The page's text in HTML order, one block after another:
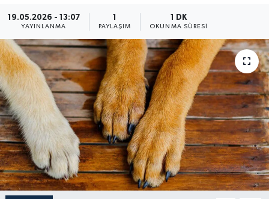
19.05.2026 - 13:07
YAYINLANMA
1
PAYLAŞIM
1 DK
OKUNMA SÜRESI